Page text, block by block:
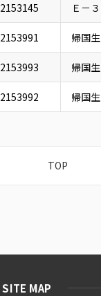
2153145 Ｅ－
2153991 帰国
2153993 帰国
2153992 帰国
TOP
SITE MAP